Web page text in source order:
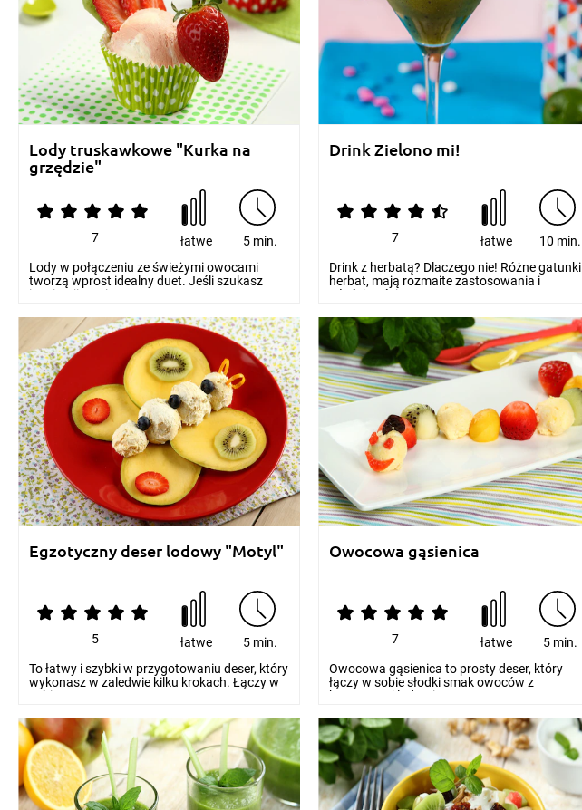
Lody truskawkowe "Kurka na
grzędzie"
7 łatwe
5 min.
Lody w połączeniu ze świeżymi owocami
tworzą wprost idealny duet. Jeśli szukasz
inspiracji na cie...
Drink Zielono mi!
7 łatwe
10 min.
Drink z herbatą? Dlaczego nie! Różne gatunki
herbat, mają rozmaite zastosowania i
właściwości. Te...
Egzotyczny deser lodowy "Motyl"
5 łatwe
5 min.
To łatwy i szybki w przygotowaniu deser, który
wykonasz w zaledwie kilku krokach. Łączy w
sobie s...
Owocowa gąsienica
7 łatwe
5 min.
Owocowa gąsienica to prosty deser, który
łączy w sobie słodki smak owoców z
kremowymi lodami. Do...